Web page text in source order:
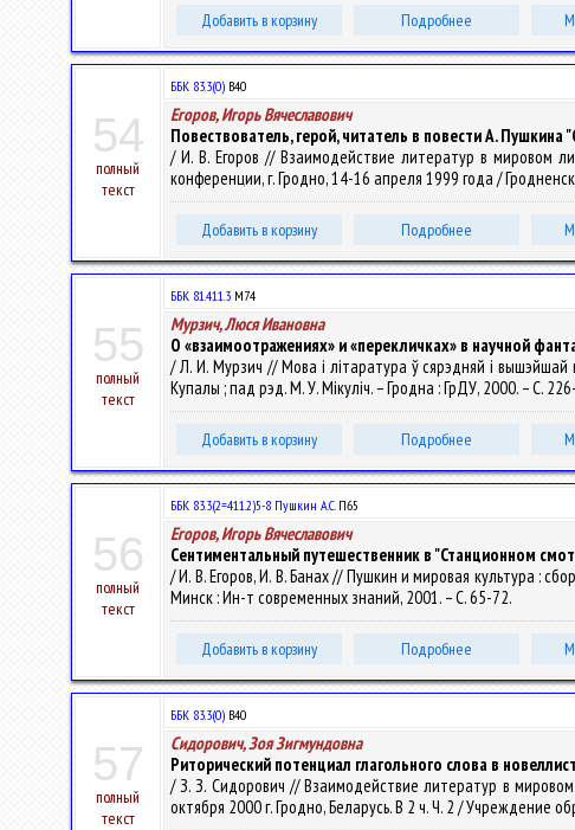
Добавить в корзину Подробнее
54
полный
текст
ББК 83.3(0) В40
Егоров, Игорь Вячеславович
Повествователь, герой, читатель в повести А.
/ И. В. Егоров // Взаимодействие литератур в мировом
конференции, г. Гродно, 14-16 апреля 1999 года /
Добавить в корзину Подробнее
55
полный
текст
ББК 81.411.3 М74
Мурзич, Люся Ивановна
О «взаимоотражениях» и «перекличках» в научной
/ Л. И. Мурзич // Мова і літаратура ў сярэдняй і вышэйшай
Купалы ; пад рэд. М. У. Мікуліч. – Гродна : ГрДУ, 2000. – С.
Добавить в корзину Подробнее
56
полный
текст
ББК 83.3(2=411.2)5-8 Пушкин А.С.П65
Егоров, Игорь Вячеславович
Сентиментальный путешественник в "Станционном
/ И. В. Егоров, И. В. Банах // Пушкин и мировая культура :
Минск : Ин-т современных знаний, 2001. – С. 65-72.
Добавить в корзину Подробнее
57
полный
текст
ББК 83.3(0) В40
Сидорович, Зоя Зигмундовна
Риторический потенциал глагольного слова в
/ З. З. Сидорович // Взаимодействие литератур в
октября 2000 г. Гродно, Беларусь. В 2 ч. Ч. 2 / Учреждение